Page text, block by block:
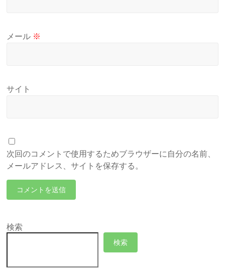
メール ※
サイト
次回のコメントで使用するためブラウザーに自分の名前、
メールアドレス、サイトを保存する。
検索
検索